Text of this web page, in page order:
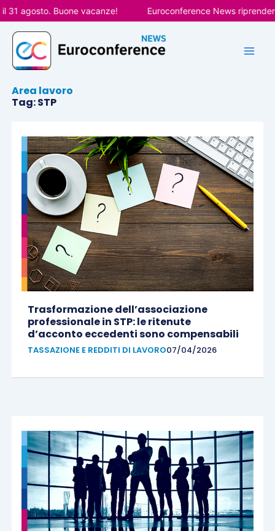
Vai
al
contenuto
Buone vacanze! Euroconference News riprenderà le
Area lavoro
Tag: STP
Trasformazione dell’associazione
professionale in STP: le ritenute
d’acconto eccedenti sono compensabili
TASSAZIONE E REDDITI DI LAVORO07/04/2026